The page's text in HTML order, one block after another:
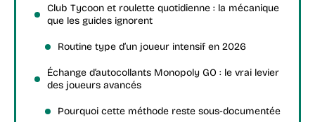
Club Tycoon et roulette quotidienne : la mécanique
que les guides ignorent
Routine type d’un joueur intensif en 2026
Échange d’autocollants Monopoly GO : le vrai levier
des joueurs avancés
Pourquoi cette méthode reste sous-documentée